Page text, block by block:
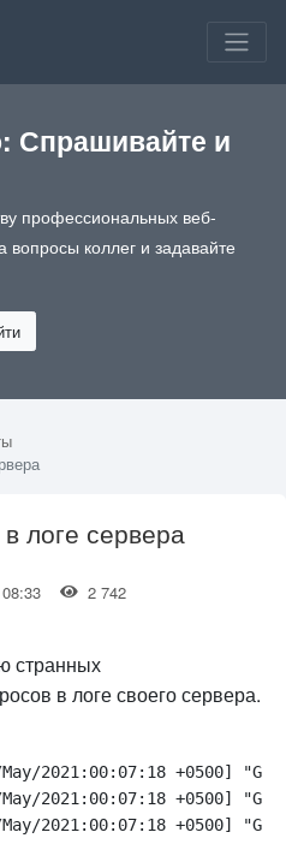
Спрашивайте и
профессиональных веб-
вопросы коллег и задавайте
логе сервера
08:33 2 742
странных
в логе своего сервера.
2021:00:07:18 +0500]
2021:00:07:18 +0500]